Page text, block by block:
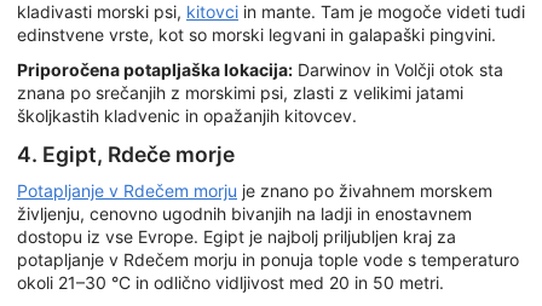
kladivasti morski psi, kitovci in mante. Tam je mogoče videti tudi
edinstvene vrste, kot so morski legvani in galapaški pingvini.
Priporočena potapljaška lokacija: Darwinov in Volčji otok sta
znana po srečanjih z morskimi psi, zlasti z velikimi jatami
školjkastih kladvenic in opažanjih kitovcev.
4. Egipt, Rdeče morje
Potapljanje v Rdečem morju je znano po živahnem morskem
življenju, cenovno ugodnih bivanjih na ladji in enostavnem
dostopu iz vse Evrope. Egipt je najbolj priljubljen kraj za
potapljanje v Rdečem morju in ponuja tople vode s temperaturo
okoli 21–30 °C in odlično vidljivost med 20 in 50 metri.